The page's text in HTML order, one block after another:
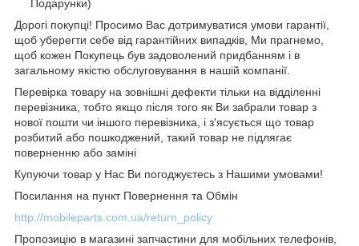
Подарунки)
Дорогі покупці! Просимо Вас дотримуватися умови гарантії,
щоб уберегти себе від гарантійних випадків, Ми прагнемо,
щоб кожен Покупець був задоволений придбанням і в
загальному якістю обслуговування в нашій компанії.
Перевірка товару на зовнішні дефекти тільки на відділенні
перевізника, тобто якщо після того як Ви забрали товар з
нової пошти чи іншого перевізника, і з'ясується що товар
розбитий або пошкоджений, такий товар не підлягає
поверненню або заміні
Купуючи товар у Нас Ви погоджуєтесь з Нашими умовами!
Посилання на пункт Повернення та Обмін
http://mobileparts.com.ua/return_policy
Пропозицію в магазині запчастини для мобільних телефонів,